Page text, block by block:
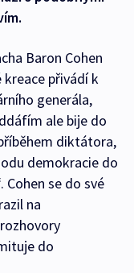
Baron Cohen
přivádí k
generála,
ale bije do
diktátora,
demokracie do
se do své
na
do